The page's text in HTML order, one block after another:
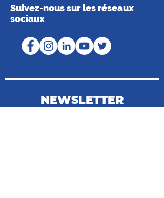
Suivez-nous sur les réseaux
sociaux
NEWSLETTER